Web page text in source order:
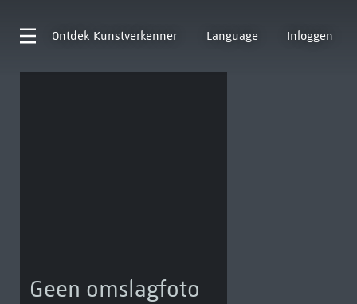
Ontdek Kunstverkenner Language Inloggen
Geen omslagfoto